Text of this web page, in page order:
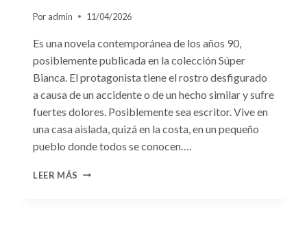
Por admin 11/04/2026
Es una novela contemporánea de los años 90,
posiblemente publicada en la colección Súper
Bianca. El protagonista tiene el rostro desfigurado
a causa de un accidente o de un hecho similar y sufre
fuertes dolores. Posiblemente sea escritor. Vive en
una casa aislada, quizá en la costa, en un pequeño
pueblo donde todos se conocen….
LEER MÁS CONSULTA